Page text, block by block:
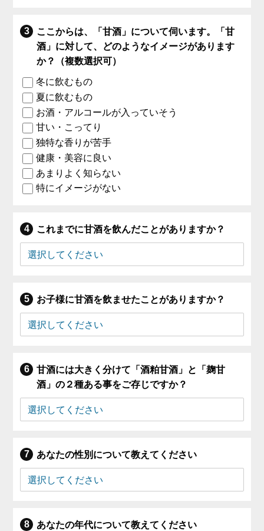
ここからは、「甘酒」について伺います。「甘
酒」に対して、どのようなイメージがあります
か？（複数選択可）
冬に飲むもの
夏に飲むもの
お酒・アルコールが入っていそう
甘い・こってり
独特な香りが苦手
健康・美容に良い
あまりよく知らない
特にイメージがない
これまでに甘酒を飲んだことがありますか？
お子様に甘酒を飲ませたことがありますか？
甘酒には大きく分けて「酒粕甘酒」と「麹甘
酒」の２種ある事をご存じですか？
あなたの性別について教えてください
あなたの年代について教えてください